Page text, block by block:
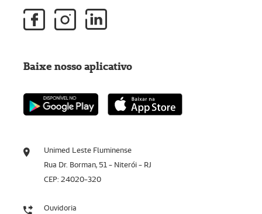
Unimed Leste Fluminense
Rua Dr. Borman, 51 - Niterói - RJ
CEP: 24020-320
Ouvidoria
Baixe nosso aplicativo